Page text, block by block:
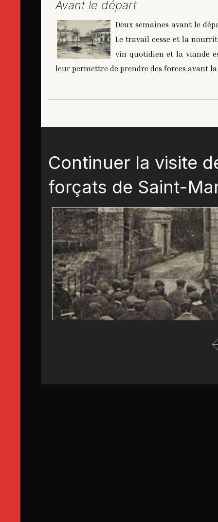
Avant le départ
Deux semaines avant le
Le travail cesse et la
vin quotidien et la viande
leur permettre de prendre des forces avant
Continuer la visite
forçats de Saint-
1. L’arrivée à La Rochelle